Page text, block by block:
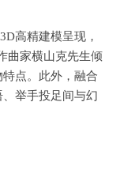
高精建模呈现，
曲家横山克先生倾
点。此外，融合
举手投足间与幻